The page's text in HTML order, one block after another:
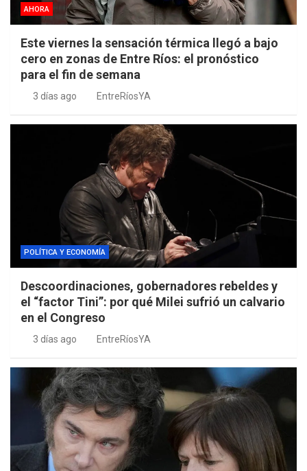
AHORA
Este viernes la sensación térmica llegó a bajo
cero en zonas de Entre Ríos: el pronóstico
para el fin de semana
3 días ago EntreRíosYA
POLÍTICA Y ECONOMÍA
Descoordinaciones, gobernadores rebeldes y
el “factor Tini”: por qué Milei sufrió un calvario
en el Congreso
3 días ago EntreRíosYA